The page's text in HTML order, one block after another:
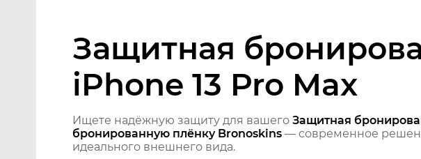
Защитная
iPhone 13 Pro Max
Ищете надёжную защиту для вашего Защитная
бронированную плёнку Bronoskins — современное
идеального внешнего вида.